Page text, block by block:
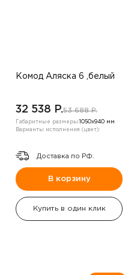
Комод Аляска 6 ,белый
32 538 P.53 688 P.
Габаритные размеры: 1050х940 мм
Варианты исполнения (цвет):
Доставка по РФ.
В корзину
Купить в один клик